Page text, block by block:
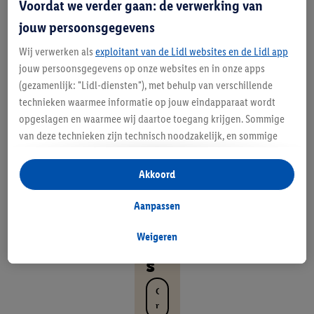
lf
g
e
m
ak
ke
lij
k
th
ui
s
O
n
Voordat we verder gaan: de verwerking van
jouw persoonsgegevens
Wij verwerken als exploitant van de Lidl websites en de Lidl app
jouw persoonsgegevens op onze websites en in onze apps
(gezamenlijk: "Lidl-diensten"), met behulp van verschillende
technieken waarmee informatie op jouw eindapparaat wordt
opgeslagen en waarmee wij daartoe toegang krijgen. Sommige
van deze technieken zijn technisch noodzakelijk, en sommige
opslaan van voorkeursinstellingen, het verzamelen en
analyseren van statistieken of voor het tonen van
gepersonaliseerde reclame binnen en buiten de Lidl-diensten.
gegevens over jouw aankoopgedrag in de winkel ook voor de
Als je hier toestemming geeft aan ons voor het personaliseren
van reclame en als je vervolgens een Lidl Plus-account
aanmaakt of inlogt op jouw bestaande Lidl Plus-account, dan
Weigeren
Aanpassen
Akkoord